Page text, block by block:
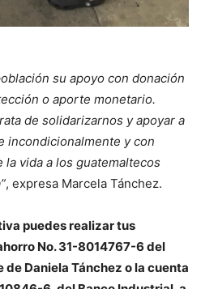
su apoyo con donación
o aporte monetario.
de solidarizarnos y apoyar a
incondicionalmente y con
vida a los guatemaltecos
, expresa Marcela Tánchez.
puedes realizar tus
No. 31-8014767-6 del
de Daniela Tánchez o la cuenta